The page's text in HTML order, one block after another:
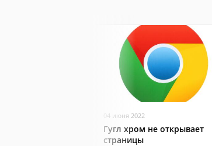
04 июня 2022
Гугл хром не открывает
страницы